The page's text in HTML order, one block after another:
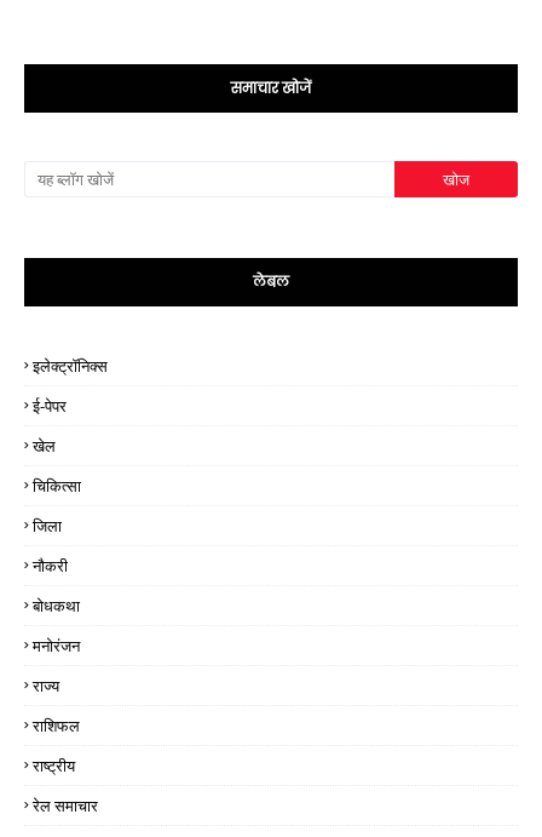
समाचार खोजें
लेबल
इलेक्ट्रॉनिक्स
ई-पेपर
खेल
चिकित्सा
जिला
नौकरी
बोधकथा
मनोरंजन
राज्य
राशिफल
राष्ट्रीय
रेल समाचार